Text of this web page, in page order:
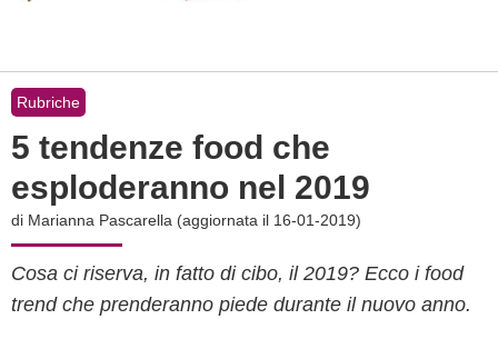
Rubriche
5 tendenze food che
esploderanno nel 2019
di Marianna Pascarella (aggiornata il 16-01-2019)
Cosa ci riserva, in fatto di cibo, il 2019? Ecco i food
trend che prenderanno piede durante il nuovo anno.